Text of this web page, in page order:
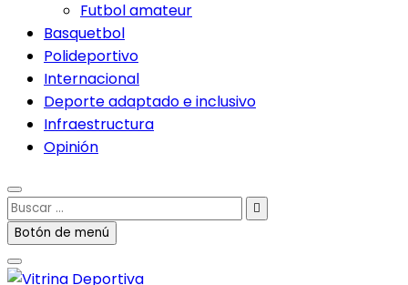
Futbol amateur
Basquetbol
Polideportivo
Internacional
Deporte adaptado e inclusivo
Infraestructura
Opinión
Buscar
…Botón de menú